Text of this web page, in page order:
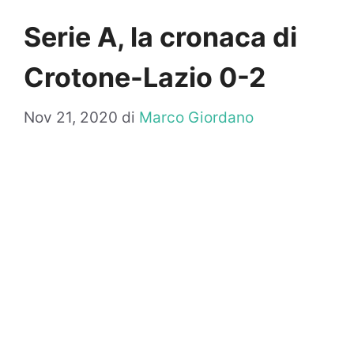
Serie A, la cronaca di
Crotone-Lazio 0-2
Nov 21, 2020 di Marco Giordano